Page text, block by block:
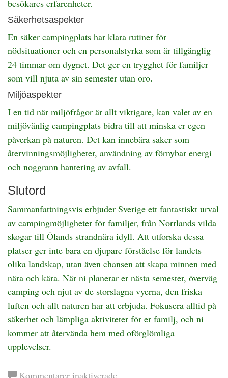
besökares erfarenheter.
Säkerhetsaspekter
En säker campingplats har klara rutiner för
nödsituationer och en personalstyrka som är tillgänglig
24 timmar om dygnet. Det ger en trygghet för familjer
som vill njuta av sin semester utan oro.
Miljöaspekter
I en tid när miljöfrågor är allt viktigare, kan valet av en
miljövänlig campingplats bidra till att minska er egen
påverkan på naturen. Det kan innebära saker som
återvinningsmöjligheter, användning av förnybar energi
och noggrann hantering av avfall.
Slutord
Sammanfattningsvis erbjuder Sverige ett fantastiskt urval
av campingmöjligheter för familjer, från Norrlands vilda
skogar till Ölands strandnära idyll. Att utforska dessa
platser ger inte bara en djupare förståelse för landets
olika landskap, utan även chansen att skapa minnen med
nära och kära. När ni planerar er nästa semester, överväg
camping och njut av de storslagna vyerna, den friska
luften och allt naturen har att erbjuda. Fokusera alltid på
säkerhet och lämpliga aktiviteter för er familj, och ni
kommer att återvända hem med oförglömliga
upplevelser.
Kommentarer inaktiveradeför